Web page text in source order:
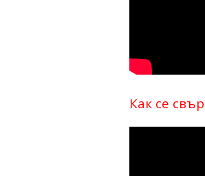
Как се